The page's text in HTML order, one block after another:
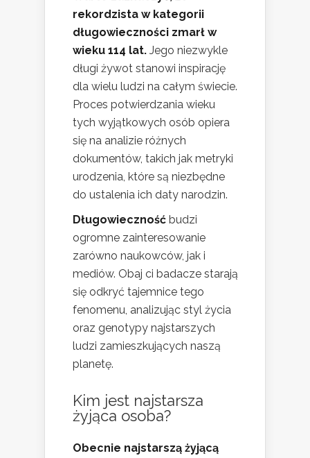
rekordzista w kategorii
długowieczności zmarł w
wieku 114 lat. Jego niezwykle
długi żywot stanowi inspirację
dla wielu ludzi na całym świecie.
Proces potwierdzania wieku
tych wyjątkowych osób opiera
się na analizie różnych
dokumentów, takich jak metryki
urodzenia, które są niezbędne
do ustalenia ich daty narodzin.
Długowieczność budzi
ogromne zainteresowanie
zarówno naukowców, jak i
mediów. Obaj ci badacze starają
się odkryć tajemnice tego
fenomenu, analizując styl życia
oraz genotypy najstarszych
ludzi zamieszkujących naszą
planetę.
Kim jest najstarsza
żyjąca osoba?
Obecnie najstarszą żyjącą